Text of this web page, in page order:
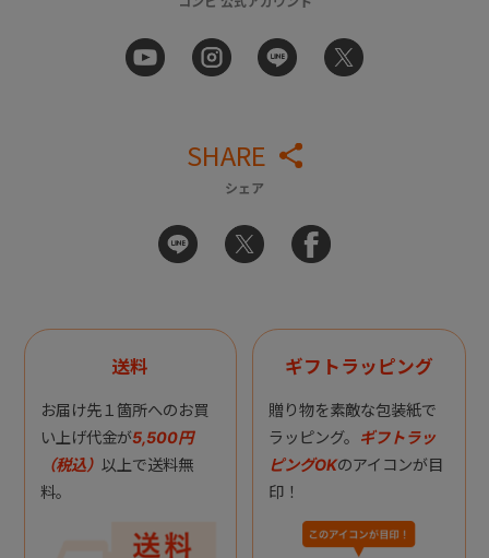
SHARE
シェア
送料
お届け先１箇所へのお買
い上げ代金が5,500円
（税込） 以上で送料無
料。
ギフトラッピング
贈り物を素敵な包装紙で
ラッピング。 ギフトラッ
ピングOKのアイコンが目
印！